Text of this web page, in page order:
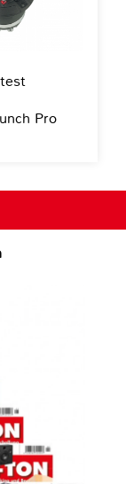
Pro